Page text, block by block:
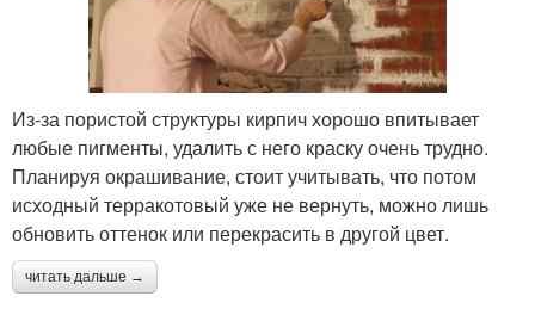
Из-за пористой структуры кирпич хорошо впитывает
любые пигменты, удалить с него краску очень трудно.
Планируя окрашивание, стоит учитывать, что потом
исходный терракотовый уже не вернуть, можно лишь
обновить оттенок или перекрасить в другой цвет.
читать дальше →